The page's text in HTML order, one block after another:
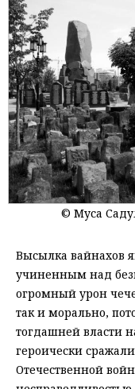
© Муса
Высылка вайнахов
учиненным над
огромный урон
так и морально,
тогдашней власти
героически
Отечественной